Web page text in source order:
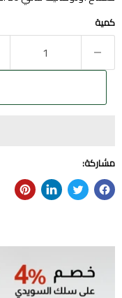
كمية
مشاركة: